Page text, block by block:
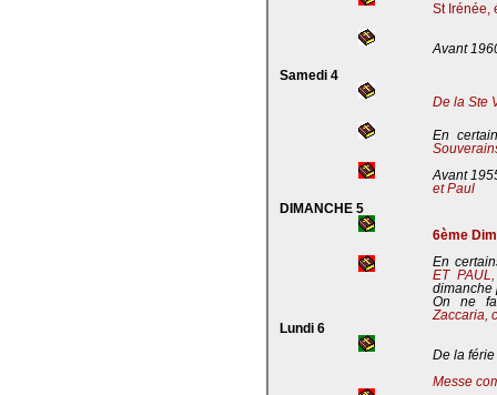
St Irénée,
Avant
Samedi 4
De la Ste
En
Avant
et Paul
DIMANCHE 5
6ème
En
ET
dimanche
On ne
Zaccaria,
Lundi 6
De la férie
Messe